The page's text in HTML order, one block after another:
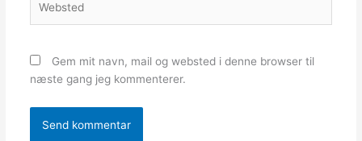
Gem mit navn, mail og websted i denne browser til
næste gang jeg kommenterer.